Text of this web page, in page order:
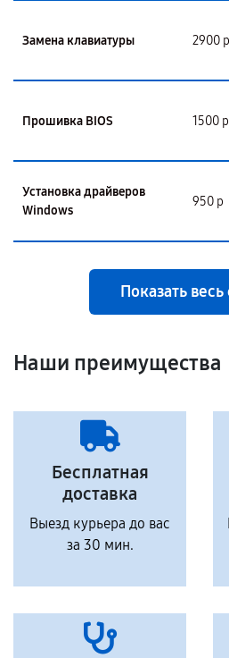
Замена клавиатуры 2900 р
Прошивка BIOS 1500 р
Установка драйверов
Windows
950 р
Показать
Наши преимущества
Бесплатная
доставка
Выезд курьера до вас
за 30 мин.